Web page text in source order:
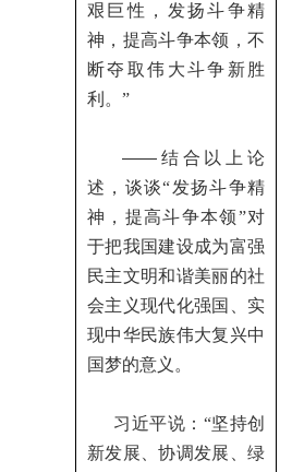
艰巨性，发扬斗争精
神，提高斗争本领，不
断夺取伟大斗争新胜
利。”
——结合以上论
述，谈谈“发扬斗争精
神，提高斗争本领”对
于把我国建设成为富强
民主文明和谐美丽的社
会主义现代化强国、实
现中华民族伟大复兴中
国梦的意义。
习近平说：“坚持创
新发展、协调发展、绿